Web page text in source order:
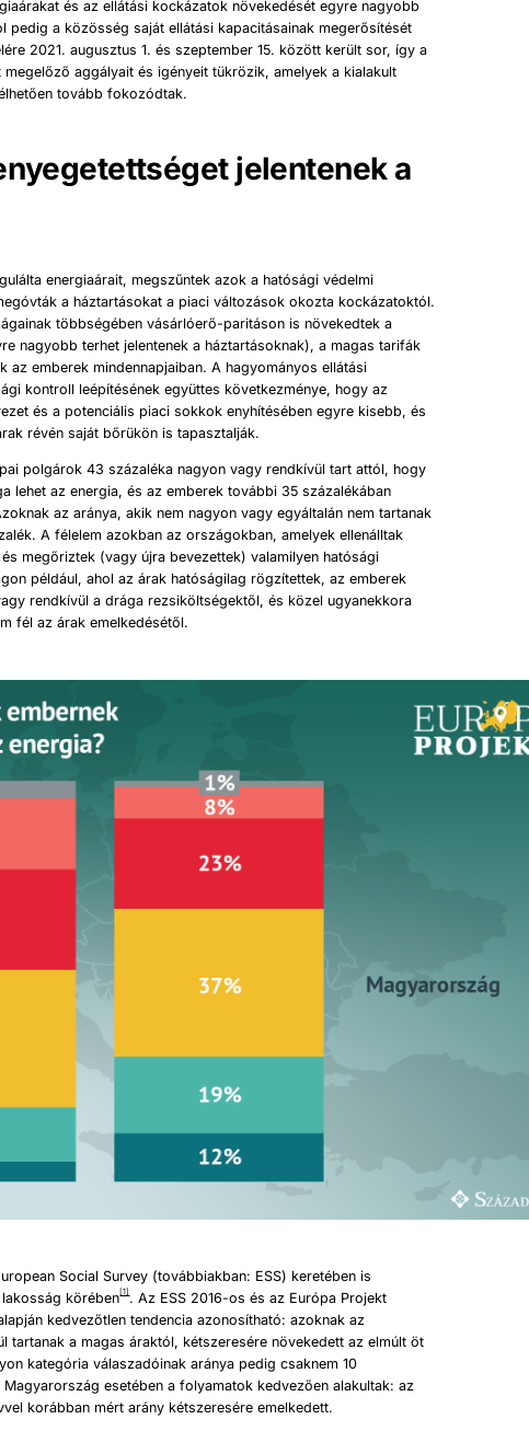
és az ellátási kockázatok növekedését egyre nagyobb
pedig a közösség saját ellátási kapacitásainak megerősítését
2021. augusztus 1. és szeptember 15. között került sor, így a
aggályait és igényeit tükrözik, amelyek a kialakult
tovább fokozódtak.
jelentenek a
energiaárait, megszűntek azok a hatósági védelmi
a háztartásokat a piaci változások okozta kockázatoktól.
többségében vásárlóerő-paritáson is növekedtek a
nagyobb terhet jelentenek a háztartásoknak), a magas tarifák
az emberek mindennapjaiban. A hagyományos ellátási
kontroll leépítésének együttes következménye, hogy az
és a potenciális piaci sokkok enyhítésében egyre kisebb, és
révén saját bőrükön is tapasztalják.
polgárok 43 százaléka nagyon vagy rendkívül tart attól, hogy
lehet az energia, és az emberek további 35 százalékában
az aránya, akik nem nagyon vagy egyáltalán nem tartanak
A félelem azokban az országokban, amelyek ellenálltak
megőriztek (vagy újra bevezettek) valamilyen hatósági
például, ahol az árak hatóságilag rögzítettek, az emberek
rendkívül a drága rezsiköltségektől, és közel ugyanekkora
fél az árak emelkedésétől.
Social Survey (továbbiakban: ESS) keretében is
körében[1]. Az ESS 2016-os és az Európa Projekt
kedvezőtlen tendencia azonosítható: azoknak az
tartanak a magas áraktól, kétszeresére növekedett az elmúlt öt
kategória válaszadóinak aránya pedig csaknem 10
esetében a folyamatok kedvezően alakultak: az
korábban mért arány kétszeresére emelkedett.